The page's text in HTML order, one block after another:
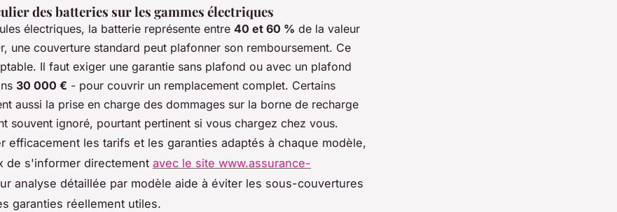
des batteries sur les gammes électriques
électriques, la batterie représente entre 40 et 60 % de la valeur
une couverture standard peut plafonner son remboursement. Ce
Il faut exiger une garantie sans plafond ou avec un plafond
30 000 € - pour couvrir un remplacement complet. Certains
aussi la prise en charge des dommages sur la borne de recharge
souvent ignoré, pourtant pertinent si vous chargez chez vous.
efficacement les tarifs et les garanties adaptés à chaque modèle,
de s'informer directement avec le site www.assurance-
analyse détaillée par modèle aide à éviter les sous-couvertures
garanties réellement utiles.